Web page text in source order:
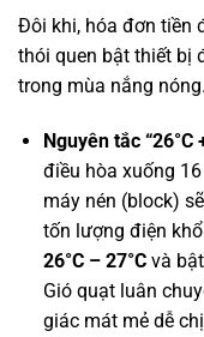
Đôi khi, hóa đơn tiền
thói quen bật thiết bị
trong mùa nắng nóng.
Nguyên tắc “26°C
điều hòa xuống
máy nén (block)
tốn lượng điện
26°C – 27°Cvà bật
Gió quạt luân
giác mát mẻ dễ